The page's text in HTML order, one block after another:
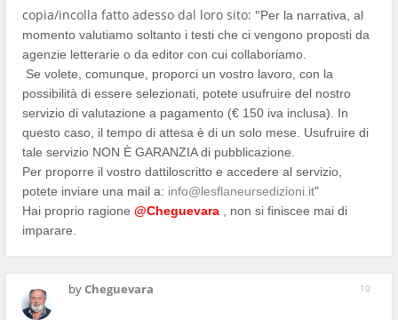
copia/incolla fatto adesso dal loro sito: " Per la narrativa, al
momento valutiamo soltanto i testi che ci vengono proposti da
agenzie letterarie o da editor con cui collaboriamo.
Se volete, comunque, proporci un vostro lavoro, con la
possibilità di essere selezionati, potete usufruire del nostro
servizio di valutazione a pagamento (€ 150 iva inclusa). In
questo caso, il tempo di attesa è di un solo mese. Usufruire di
tale servizio NON È GARANZIA di pubblicazione.
Per proporre il vostro dattiloscritto e accedere al servizio,
potete inviare una mail a: info@lesflaneursedizioni.it"
Hai proprio ragione @Cheguevara , non si finiscee mai di
imparare.
10
byCheguevara